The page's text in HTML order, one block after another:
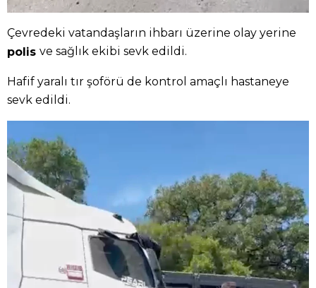
Çevredeki vatandaşların ihbarı üzerine olay yerine
polis ve sağlık ekibi sevk edildi.
Hafif yaralı tır şoförü de kontrol amaçlı hastaneye
sevk edildi.